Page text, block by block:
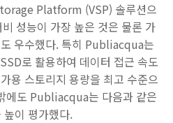
Platform (VSP) 솔루션으
성능이 가장 높은 것은 물론 가
우수했다. 특히 Publiacqua는
로 활용하여 데이터 접근 속도
용 스토리지 용량을 최고 수준으
에도 Publiacqua는 다음과 같은
이 평가했다.